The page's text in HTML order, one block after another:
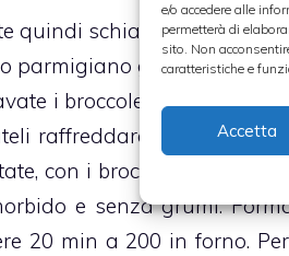
e/o accedere alle
permetterà di
sito. Non
caratteristiche e
Accetta
quindi schiacciatele e
parmigiano grattugiato.
i broccoletti e
raffreddare. Giunti a
con i broccoli a cubetti,
e senza grumi.
20 min a 200 in forno.